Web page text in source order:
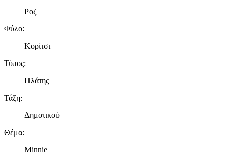
Ροζ
Φύλο:
Κορίτσι
Τύπος:
Πλάτης
Τάξη:
Δημοτικού
Θέμα:
Minnie